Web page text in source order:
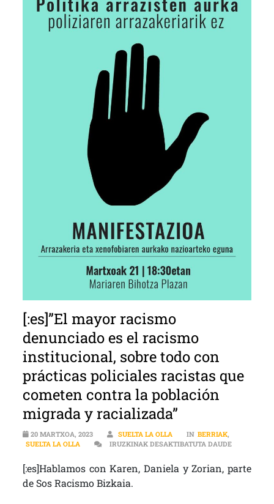
[:es]”El mayor racismo
denunciado es el racismo
institucional, sobre todo con
prácticas policiales racistas que
cometen contra la población
migrada y racializada”
20 MARTXOA, 2023 SUELTA LA OLLA IN BERRIAK,
SUELTA LA OLLA
IRUZKINAK DESAKTIBATUTA DAUDE[:ES]”EL
[:es]Hablamos con Karen, Daniela y Zorian, parte
de Sos Racismo Bizkaia.